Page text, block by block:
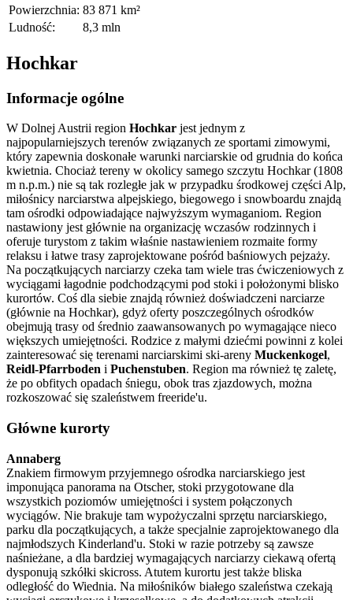
Powierzchnia: 83 871 km²
Ludność:
8,3 mln
Hochkar
Informacje ogólne
W Dolnej Austrii region Hochkar jest jednym z
najpopularniejszych terenów związanych ze sportami zimowymi,
który zapewnia doskonałe warunki narciarskie od grudnia do końca
kwietnia. Chociaż tereny w okolicy samego szczytu Hochkar (1808
m n.p.m.) nie są tak rozległe jak w przypadku środkowej części Alp,
miłośnicy narciarstwa alpejskiego, biegowego i snowboardu znajdą
tam ośrodki odpowiadające najwyższym wymaganiom. Region
nastawiony jest głównie na organizację wczasów rodzinnych i
oferuje turystom z takim właśnie nastawieniem rozmaite formy
relaksu i łatwe trasy zaprojektowane pośród baśniowych pejzaży.
Na początkujących narciarzy czeka tam wiele tras ćwiczeniowych z
wyciągami łagodnie podchodzącymi pod stoki i położonymi blisko
kurortów. Coś dla siebie znajdą również doświadczeni narciarze
(głównie na Hochkar), gdyż oferty poszczególnych ośrodków
obejmują trasy od średnio zaawansowanych po wymagające nieco
większych umiejętności. Rodzice z małymi dziećmi powinni z kolei
zainteresować się terenami narciarskimi ski-areny Muckenkogel,
Reidl-Pfarrboden i Puchenstuben. Region ma również tę zaletę,
że po obfitych opadach śniegu, obok tras zjazdowych, można
rozkoszować się szaleństwem freeride'u.
Główne kurorty
Annaberg
Znakiem firmowym przyjemnego ośrodka narciarskiego jest
imponująca panorama na Otscher, stoki przygotowane dla
wszystkich poziomów umiejętności i system połączonych
wyciągów. Nie brakuje tam wypożyczalni sprzętu narciarskiego,
parku dla początkujących, a także specjalnie zaprojektowanego dla
najmłodszych Kinderland'u. Stoki w razie potrzeby są zawsze
naśnieżane, a dla bardziej wymagających narciarzy ciekawą ofertą
dysponują szkółki skicross. Atutem kurortu jest także bliska
odległość do Wiednia. Na miłośników białego szaleństwa czekają